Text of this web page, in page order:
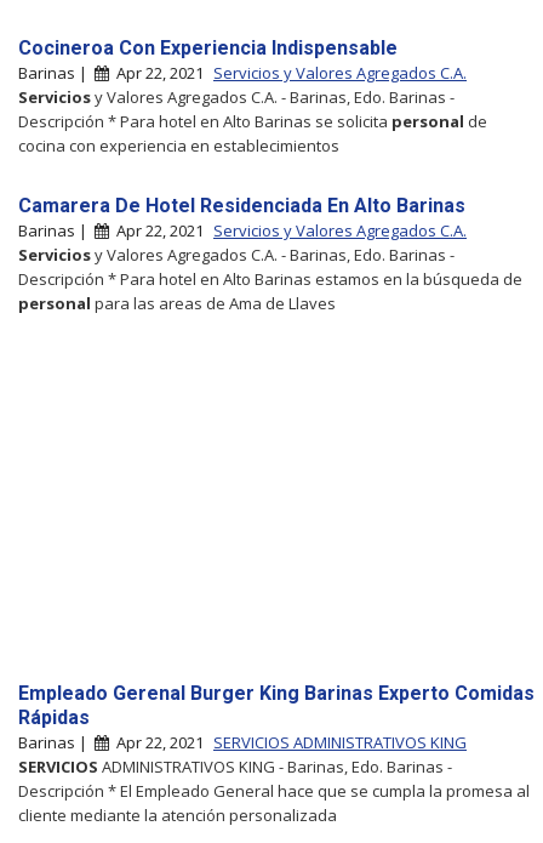
Cocineroa Con Experiencia Indispensable
Barinas | Apr 22, 2021
Servicios y Valores Agregados C.A.
Serviciosy Valores Agregados C.A. - Barinas, Edo. Barinas -
Descripción * Para hotel en Alto Barinas se solicita personal de
cocina con experiencia en establecimientos
Camarera De Hotel Residenciada En Alto Barinas
Barinas | Apr 22, 2021
Servicios y Valores Agregados C.A.
Serviciosy Valores Agregados C.A. - Barinas, Edo. Barinas -
Descripción * Para hotel en Alto Barinas estamos en la búsqueda de
personal para las areas de Ama de Llaves
Empleado Gerenal Burger King Barinas Experto Comidas
Rápidas
Barinas | Apr 22, 2021
SERVICIOS ADMINISTRATIVOS KING
SERVICIOS ADMINISTRATIVOS KING - Barinas, Edo. Barinas -
Descripción * El Empleado General hace que se cumpla la promesa al
cliente mediante la atención personalizada